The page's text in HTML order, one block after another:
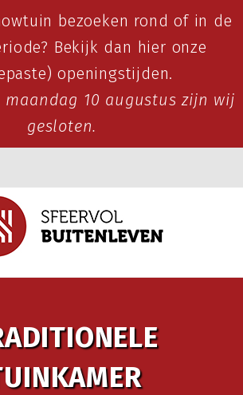
bezoeken rond of in de
Bekijk dan hier onze
openingstijden.
maandag 10 augustus zijn wij
gesloten.